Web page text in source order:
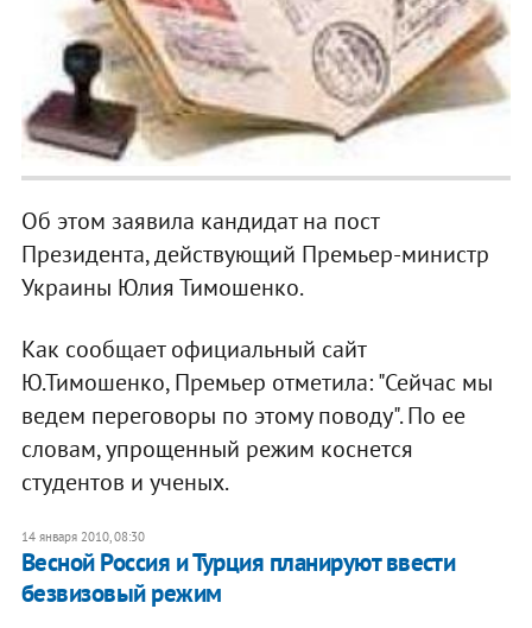
Об этом заявила кандидат на пост
Президента, действующий Премьер-министр
Украины Юлия Тимошенко.
Как сообщает официальный сайт
Ю.Тимошенко, Премьер отметила: "Сейчас мы
ведем переговоры по этому поводу". По ее
словам, упрощенный режим коснется
студентов и ученых.
14 января 2010, 08:30
Весной Россия и Турция планируют ввести
безвизовый режим